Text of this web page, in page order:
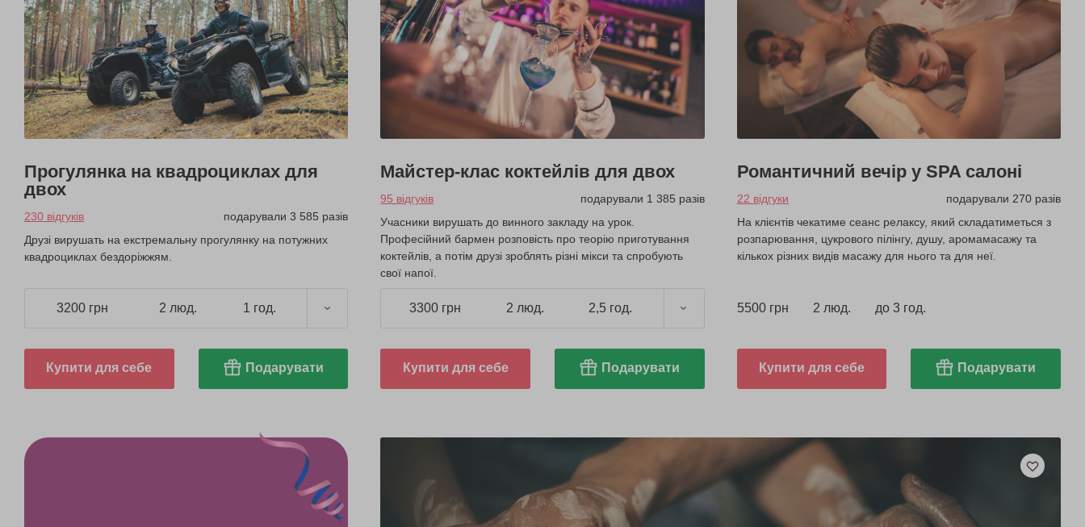
Прогулянка на квадроциклах для
двох
230 відгуків
подарували 3 585 разів
Друзі вирушать на екстремальну прогулянку на потужних
квадроциклах бездоріжжям.
3200 грн 2 люд. 1 год.
Купити для себе Подарувати
Майстер-клас коктейлів для двох
95 відгуків
подарували 1 385 разів
Учасники вирушать до винного закладу на урок.
Професійний бармен розповість про теорію приготування
коктейлів, а потім друзі зроблять різні мікси та спробують
свої напої.
3300 грн 2 люд. 2,5 год.
Купити для себе Подарувати
Романтичний вечір у SPA салоні
22 відгуки
подарували 270 разів
На клієнтів чекатиме сеанс релаксу, який складатиметься з
розпарювання, цукрового пілінгу, душу, аромамасажу та
кількох різних видів масажу для нього та для неї.
5500 грн 2 люд. до 3 год.
Купити для себе Подарувати